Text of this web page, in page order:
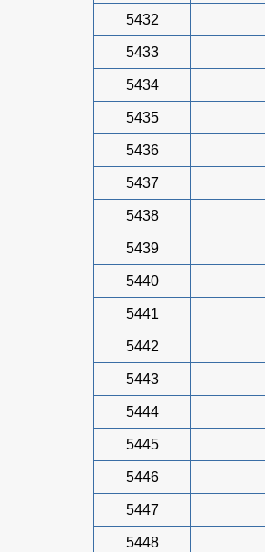
5432
5433
5434
5435
5436
5437
5438
5439
5440
5441
5442
5443
5444
5445
5446
5447
5448